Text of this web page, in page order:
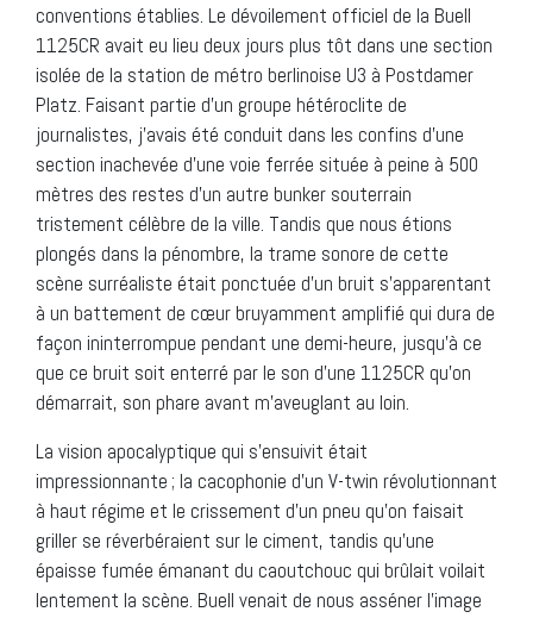
conventions établies. Le dévoilement officiel de la Buell
1125CR avait eu lieu deux jours plus tôt dans une section
isolée de la station de métro berlinoise U3 à Postdamer
Platz. Faisant partie d’un groupe hétéroclite de
journalistes, j’avais été conduit dans les confins d’une
section inachevée d’une voie ferrée située à peine à 500
mètres des restes d’un autre bunker souterrain
tristement célèbre de la ville. Tandis que nous étions
plongés dans la pénombre, la trame sonore de cette
scène surréaliste était ponctuée d’un bruit s’apparentant
à un battement de cœur bruyamment amplifié qui dura de
façon ininterrompue pendant une demi-heure, jusqu’à ce
que ce bruit soit enterré par le son d’une 1125CR qu’on
démarrait, son phare avant m’aveuglant au loin.
La vision apocalyptique qui s’ensuivit était
impressionnante ; la cacophonie d’un V-twin révolutionnant
à haut régime et le crissement d’un pneu qu’on faisait
griller se réverbéraient sur le ciment, tandis qu’une
épaisse fumée émanant du caoutchouc qui brûlait voilait
lentement la scène. Buell venait de nous asséner l’image